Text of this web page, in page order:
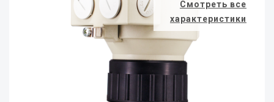
Смотреть все
характеристики